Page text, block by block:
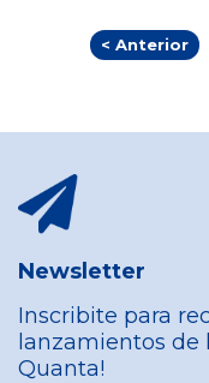
< Anterior
Newsletter
Inscribite para
lanzamientos
Quanta!